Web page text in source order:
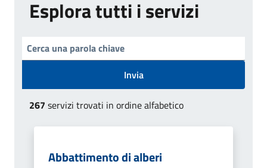
Esplora tutti i servizi
Invia
267 servizi trovati in ordine alfabetico
Abbattimento di alberi